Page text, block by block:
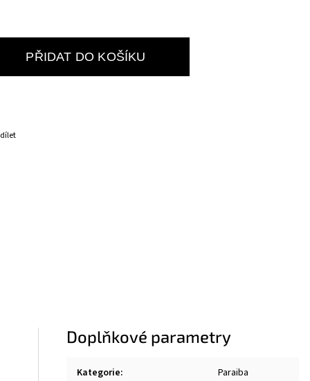
PŘIDAT DO KOŠÍKU
Doplňkové parametry
Kategorie: Paraiba